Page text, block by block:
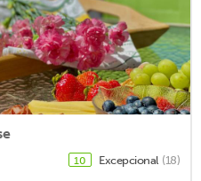
10 Excepcional (18)